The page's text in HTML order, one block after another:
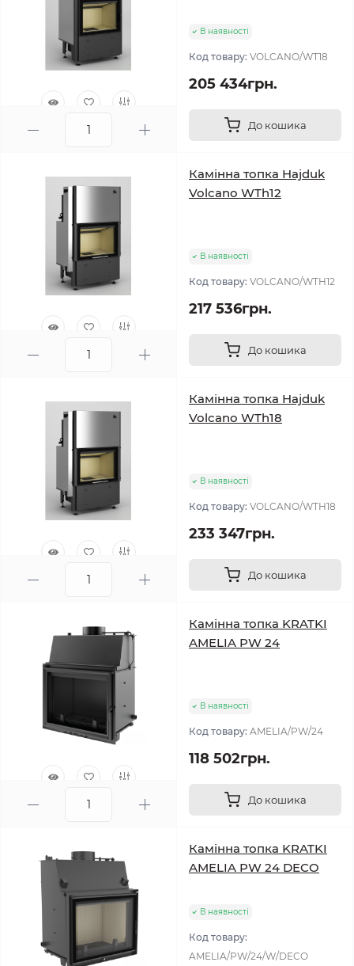
В наявності
Код товару: VOLCANO/WT18
205 434грн.
До кошика
Камінна топка Hajduk
Volcano WTh12
В наявності
Код товару: VOLCANO/WTH12
217 536грн.
До кошика
Камінна топка Hajduk
Volcano WTh18
В наявності
Код товару: VOLCANO/WTH18
233 347грн.
До кошика
Камінна топка KRATKI
AMELIA PW 24
В наявності
Код товару: AMELIA/PW/24
118 502грн.
До кошика
Камінна топка KRATKI
AMELIA PW 24 DECO
В наявності
Код товару:
AMELIA/PW/24/W/DECO